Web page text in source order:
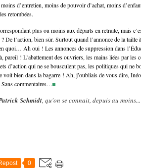
d’entretien, moins de pouvoir d’achat, moins
retombées.
plus ou moins aux départs en retraite, mais
De l’action, bien sûr. Surtout quand l’annonce de la taille
quoi… Ah oui ! Les annonces de suppression dans
! L’abattement des ouvriers, les mains liées par les
d’action qui ne se bousculent pas, les politiques qui ne
bien dans la bagarre ! Ah, j’oubliais de vous dire,
commentaires…
Schmidt, qu'on se connait, depuis au
0